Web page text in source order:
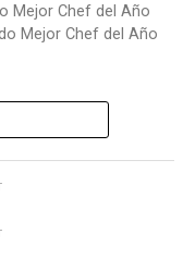
Mejor Chef del Año
Mejor Chef del Año